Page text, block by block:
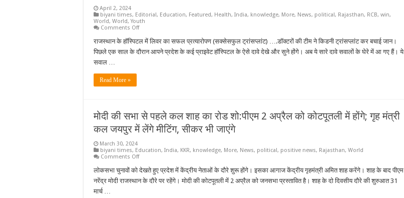
April 2, 2024
biyani times, Editorial, Education, Featured, Health, India, knowledge, More, News, political, Rajasthan, RCB, win,
World, World,Youth
Comments Offon
में
किडनी-
लिवर
महीने
से
मीटिंग
नहीं,
हॉस्पिटल
में
रहे
ट्रांसप्लांट
राजस्थान के हॉस्पिटल में लिवर का सफल प्रत्यारोपण (सक्सेसफुल ट्रांसप्लांट) ….डॉक्टरों की टीम ने किडनी ट्रांसप्लांट कर बचाई जान।
पिछले एक साल के दौरान आपने प्रदेश के कई प्राइवेट हॉस्पिटल के ऐसे दावे देखे और सुने होंगे। अब ये सारे दावे सवालों के घेरे में आ गए हैं। ये
सवाल …
Read More »
मोदी की सभा से पहले कल शाह का रोड शो:पीएम 2 अप्रैल को कोटपूतली में होंगे; गृह मंत्री
कल जयपुर में लेंगे मीटिंग, सीकर भी जाएंगे
March 30, 2024
biyani times, Education, India, KKR, knowledge, More, News, political, positive news, Rajasthan, World
Comments Offon
की
सभा
से
लोकसभा चुनावों को देखते हुए प्रदेश में केंद्रीय नेताओं के दौरे शुरू होंगे। इसका आगाज केंद्रीय गृहमंत्री अमित शाह करेंगे। शाह के बाद पीएम
नरेंद्र मोदी राजस्थान के दौरे पर रहेंगे। मोदी की कोटपूतली में 2 अप्रैल को जनसभा प्रस्तावित है। शाह के दो दिवसीय दौरे की शुरुआत 31
मार्च …